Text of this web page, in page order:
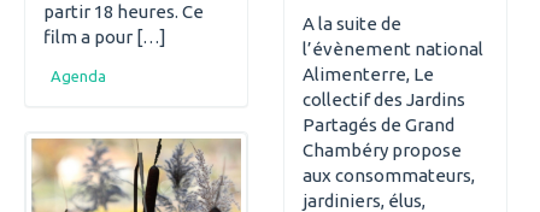
partir 18 heures. Ce
film a pour […]
Agenda
A la suite de
l’évènement national
Alimenterre, Le
collectif des Jardins
Partagés de Grand
Chambéry propose
aux consommateurs,
jardiniers, élus,